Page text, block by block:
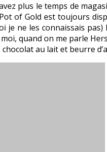
plus le temps de
of Gold est toujours
ne les connaissais
quand on me parle
au lait et beurre